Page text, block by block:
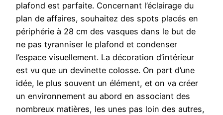
plafond est parfaite. Concernant l’éclairage du
plan de affaires, souhaitez des spots placés en
périphérie à 28 cm des vasques dans le but de
ne pas tyranniser le plafond et condenser
l’espace visuellement. La décoration d’intérieur
est vu que un devinette colosse. On part d’une
idée, le plus souvent un élément, et on va créer
un environnement au abord en associant des
nombreux matières, les unes pas loin des autres,